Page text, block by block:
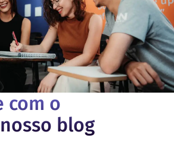
com o
blog